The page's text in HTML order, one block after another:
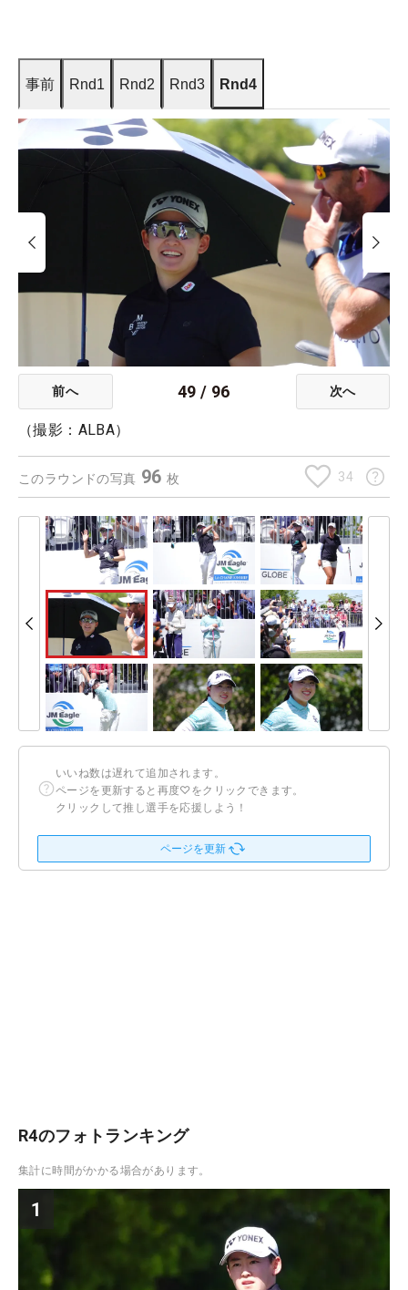
事前 Rnd1 Rnd2 Rnd3 Rnd4
前へ 49 / 96 次へ
（撮影：ALBA）
このラウンドの写真 96枚 34
いいね数は遅れて追加されます。
ページを更新すると再度♡をクリックできます。
クリックして推し選手を応援しよう！
ページを更新
R4のフォトランキング
集計に時間がかかる場合があります。
1